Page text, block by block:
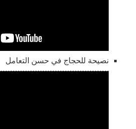
نصيحة للحجاج في حسن التعامل